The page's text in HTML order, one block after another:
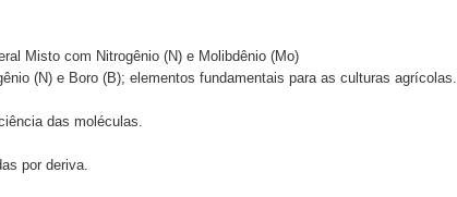
Misto com Nitrogênio (N) e Molibdênio (Mo)
(N) e Boro (B); elementos fundamentais para as culturas agrícolas.
das moléculas.
por deriva.